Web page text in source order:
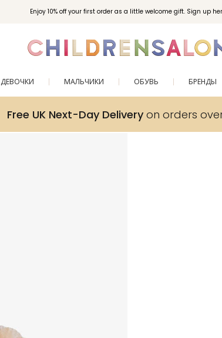
Enjoy 10% off your first order as a little welcome gift. Sign up
ДЕВОЧКИ МАЛЬЧИКИ ОБУВЬ БРЕНДЫ
Free UK Next-Day Deliveryon orders over